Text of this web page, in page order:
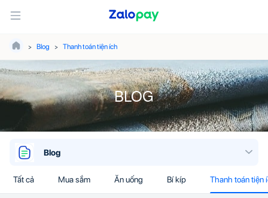
Blog Thanh toán tiện ích
BLOG
Blog
Tất cả Mua sắm Ăn uống Bí kíp Thanh toán tiện